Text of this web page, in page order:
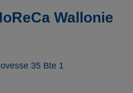
Wallonie
35 Bte 1